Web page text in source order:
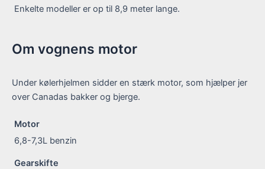
Enkelte modeller er op til 8,9 meter lange.
Om vognens motor
Under kølerhjelmen sidder en stærk motor, som hjælper jer
over Canadas bakker og bjerge.
Motor
6,8-7,3L benzin
Gearskifte